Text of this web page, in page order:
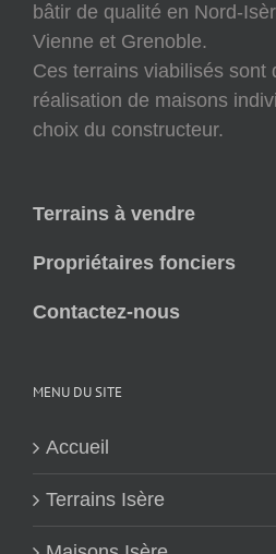
bâtir de qualité en Nord-
Vienne et Grenoble.
Ces terrains viabilisés sont
réalisation de maisons
choix du constructeur.
Terrains à vendre
Propriétaires fonciers
Contactez-nous
MENU DU SITE
Accueil
Terrains Isère